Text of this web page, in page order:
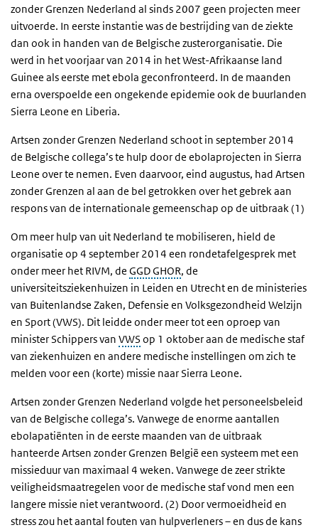
zonder Grenzen Nederland al sinds 2007 geen projecten meer
uitvoerde. In eerste instantie was de bestrijding van de ziekte
dan ook in handen van de Belgische zusterorganisatie. Die
werd in het voorjaar van 2014 in het West-Afrikaanse land
Guinee als eerste met ebola geconfronteerd. In de maanden
erna overspoelde een ongekende epidemie ook de buurlanden
Sierra Leone en Liberia.
Artsen zonder Grenzen Nederland schoot in september 2014
de Belgische collega’s te hulp door de ebolaprojecten in Sierra
Leone over te nemen. Even daarvoor, eind augustus, had Artsen
zonder Grenzen al aan de bel getrokken over het gebrek aan
respons van de internationale gemeenschap op de uitbraak (1)
Om meer hulp van uit Nederland te mobiliseren, hield de
organisatie op 4 september 2014 een rondetafelgesprek met
onder meer het RIVM, de GGD GHOR, de
universiteitsziekenhuizen in Leiden en Utrecht en de ministeries
van Buitenlandse Zaken, Defensie en Volksgezondheid Welzijn
en Sport (VWS). Dit leidde onder meer tot een oproep van
minister Schippers van VWS op 1 oktober aan de medische staf
van ziekenhuizen en andere medische instellingen om zich te
melden voor een (korte) missie naar Sierra Leone.
Artsen zonder Grenzen Nederland volgde het personeelsbeleid
van de Belgische collega’s. Vanwege de enorme aantallen
ebolapatiënten in de eerste maanden van de uitbraak
hanteerde Artsen zonder Grenzen België een systeem met een
missieduur van maximaal 4 weken. Vanwege de zeer strikte
veiligheidsmaatregelen voor de medische staf vond men een
langere missie niet verantwoord. (2) Door vermoeidheid en
stress zou het aantal fouten van hulpverleners – en dus de kans